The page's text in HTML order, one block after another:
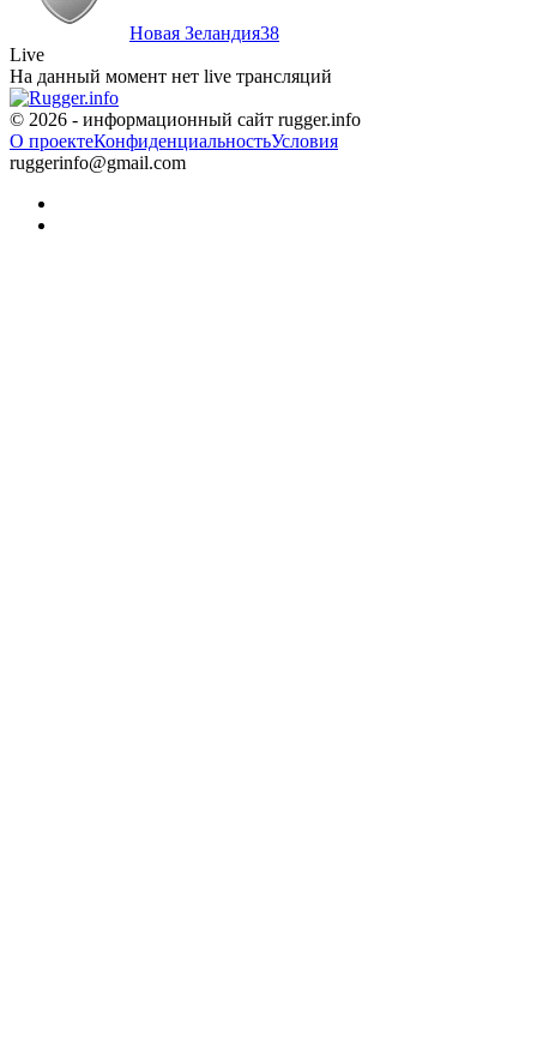
Новая Зеландия38
Live
На данный момент нет live трансляций
© 2026 - информационный сайт rugger.info
О проектеКонфиденциальностьУсловия
ruggerinfo@gmail.com